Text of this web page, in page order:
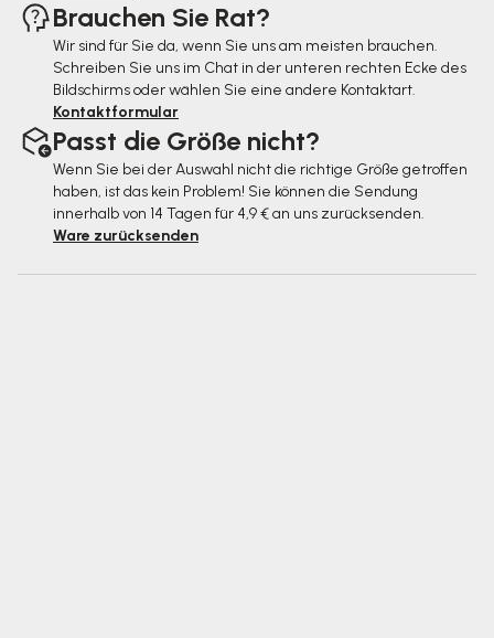
Brauchen Sie Rat?
Wir sind für Sie da, wenn Sie uns am meisten brauchen.
Schreiben Sie uns im Chat in der unteren rechten Ecke des
Bildschirms oder wählen Sie eine andere Kontaktart.
Kontaktformular
Passt die Größe nicht?
Wenn Sie bei der Auswahl nicht die richtige Größe getroffen
haben, ist das kein Problem! Sie können die Sendung
innerhalb von 14 Tagen für 4,9 € an uns zurücksenden.
Ware zurücksenden